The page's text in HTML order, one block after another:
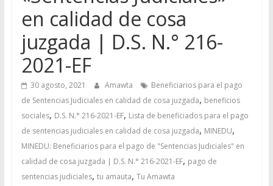
en calidad de cosa
juzgada | D.S. N.° 216-
2021-EF
30 agosto, 2021 Amawta
Beneficiarios para el pago
de Sentencias Judiciales en calidad de cosa juzgada, beneficios
sociales, D.S. N.° 216-2021-EF, Lista de beneficiados para el pago
de sentencias judiciales en calidad de cosa juzgada, MINEDU,
MINEDU: Beneficiarios para el pago de "Sentencias Judiciales" en
calidad de cosa juzgada | D.S. N.° 216-2021-EF, pago de
sentencias judiciales, tu amauta, Tu Amawta